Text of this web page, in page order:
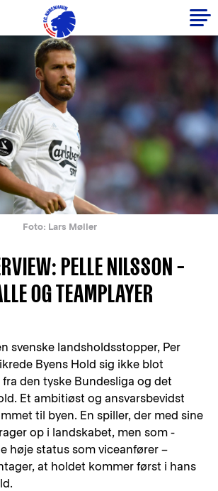
Foto: Lars Møller
PELLE NILSSON –
OG TEAMPLAYER
svenske landsholdsstopper, Per
Byens Hold sig ikke blot
den tyske Bundesliga og det
Et ambitiøst og ansvarsbevidst
til byen. En spiller, der med sine
op i landskabet, men som -
høje status som viceanfører –
at holdet kommer først i hans